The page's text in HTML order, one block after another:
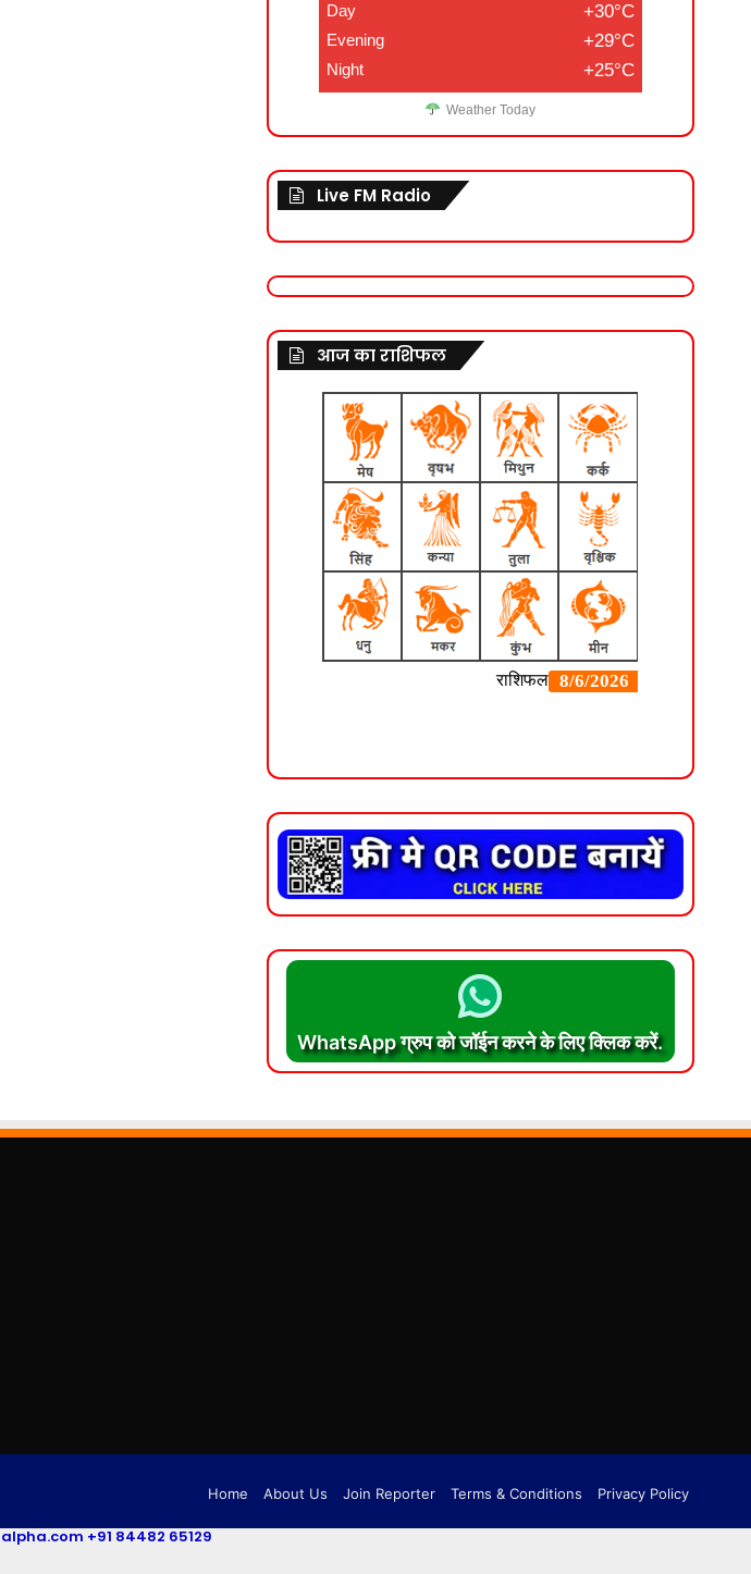
Day +30°C
Evening +29°C
Night +25°C
Weather Today
Live FM Radio
आज का राशिफल
WhatsApp ग्रुप को जॉईन करने के लिए क्लिक करें.
Home About Us Join Reporter Terms & Conditions Privacy Policy
+91 84482 65129